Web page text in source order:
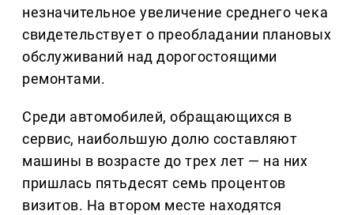
незначительное увеличение среднего чека
свидетельствует о преобладании плановых
обслуживаний над дорогостоящими
ремонтами.
Среди автомобилей, обращающихся в
сервис, наибольшую долю составляют
машины в возрасте до трех лет — на них
пришлась пятьдесят семь процентов
визитов. На втором месте находятся